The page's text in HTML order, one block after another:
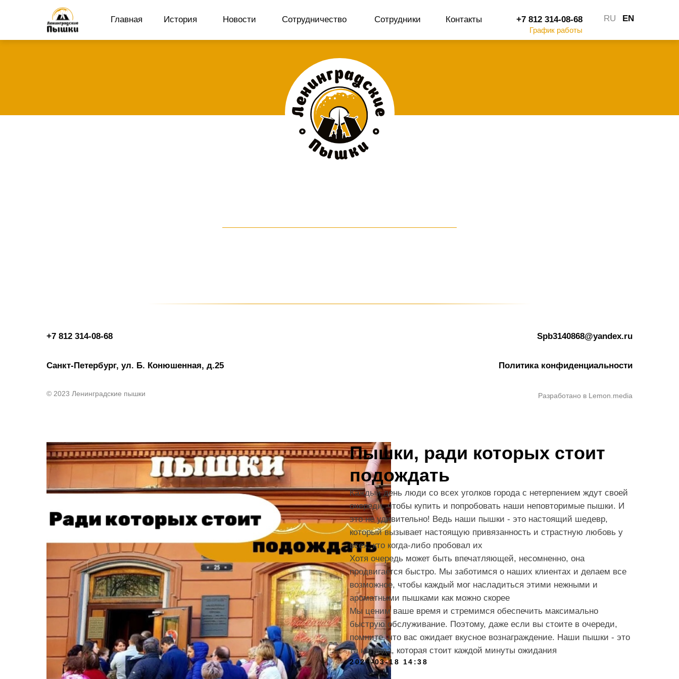
Главная История Новости Сотрудничество Контакты +7 812 314-08-68
Сотрудники
График работы
RU EN
Политика конфиденциальности
© 2023 Ленинградские пышки
Spb3140868@yandex.ru
+7 812 314-08-68
Разработано в Lemon.media
Санкт-Петербург, ул. Б. Конюшенная, д.25
Пышки, ради которых стоит
подождать
Каждый день люди со всех уголков города с нетерпением ждут своей
очереди, чтобы купить и попробовать наши неповторимые пышки. И
это не удивительно! Ведь наши пышки - это настоящий шедевр,
который вызывает настоящую привязанность и страстную любовь у
всех, кто когда-либо пробовал их
Хотя очередь может быть впечатляющей, несомненно, она
продвигается быстро. Мы заботимся о наших клиентах и делаем все
возможное, чтобы каждый мог насладиться этими нежными и
ароматными пышками как можно скорее
Мы ценим ваше время и стремимся обеспечить максимально
быструю обслуживание. Поэтому, даже если вы стоите в очереди,
помните, что вас ожидает вкусное вознаграждение. Наши пышки - это
та награда, которая стоит каждой минуты ожидания
2024-03-18 14:38